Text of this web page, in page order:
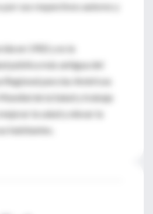
sus respectivos autores y
en 1902 y es la
pública más antigua del
Regional para las Américas
de la Salud y trabaja
la salud y elevar la
habitantes.